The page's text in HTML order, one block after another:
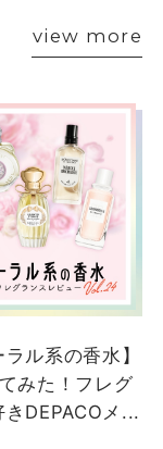
者のおすす
view more
ラル系の香水】
みた！フレグ
きDEPACOメ...